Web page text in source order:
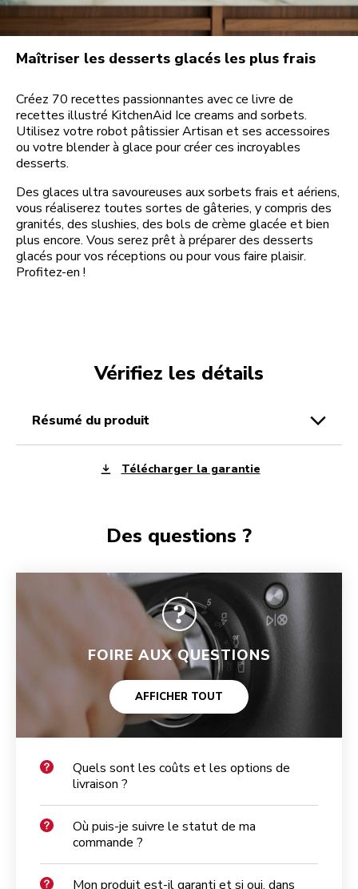
Maîtriser les desserts glacés les plus frais
Créez 70 recettes passionnantes avec ce livre de
recettes illustré KitchenAid Ice creams and sorbets.
Utilisez votre robot pâtissier Artisan et ses accessoires
ou votre blender à glace pour créer ces incroyables
desserts.
Des glaces ultra savoureuses aux sorbets frais et aériens,
vous réaliserez toutes sortes de gâteries, y compris des
granités, des slushies, des bols de crème glacée et bien
plus encore. Vous serez prêt à préparer des desserts
glacés pour vos réceptions ou pour vous faire plaisir.
Profitez-en !
Vérifiez les détails
résumé du produit
Télécharger la garantie
Des questions ?
FOIRE AUX QUESTIONS
AFFICHER TOUT
Quels sont les coûts et les options de
livraison ?
Où puis-je suivre le statut de ma
commande ?
Mon produit est-il garanti et si oui, dans